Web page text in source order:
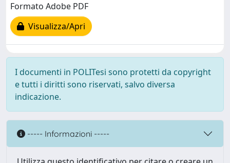
Formato Adobe PDF
Visualizza/Apri
I documenti in POLITesi sono protetti da copyright
e tutti i diritti sono riservati, salvo diversa
indicazione.
----- Informazioni -----